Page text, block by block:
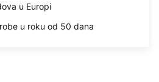
u Europi
u roku od 50 dana